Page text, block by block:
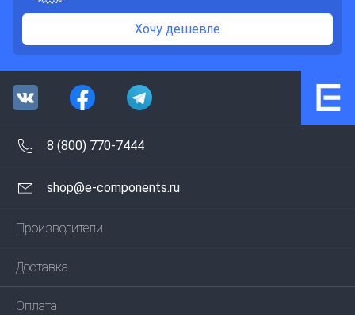
Хочу дешевле
8 (800) 770-7444
shop@e-components.ru
Производители
Доставка
Оплата